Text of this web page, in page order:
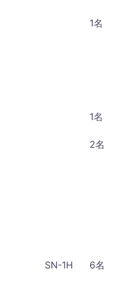
1名
1名
2名
SN-1H 6名